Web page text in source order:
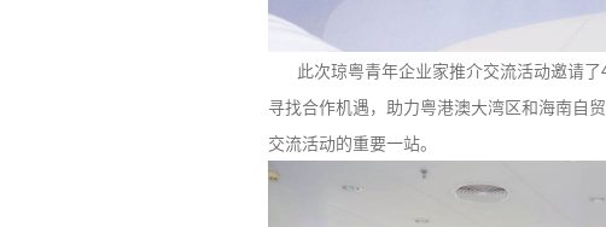
此次琼粤青年企业家推介交流活动邀请了
寻找合作机遇，助力粤港澳大湾区和海南自
交流活动的重要一站。